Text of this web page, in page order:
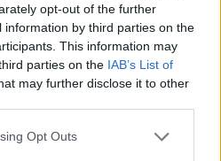
opt-out of the further
by third parties on the
This information may
parties on the IAB’s List of
may further disclose it to other
Opt Outs